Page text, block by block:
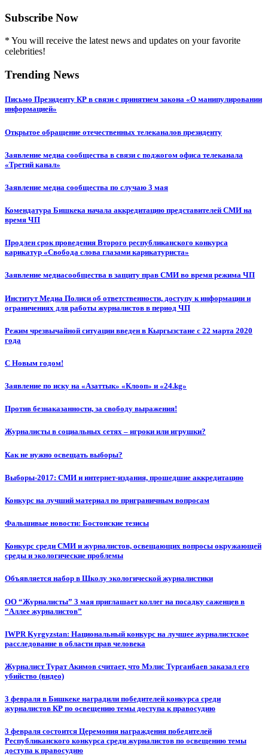
Subscribe Now
* You will receive the latest news and updates on your favorite
celebrities!
Trending News
Письмо Президенту КР в связи с принятием закона «О манипулировании
информацией»
Открытое обращение отечественных телеканалов президенту
Заявление медиа сообщества в связи с поджогом офиса телеканала
«Третий канал»
Заявление медиа сообщества по случаю 3 мая
Комендатура Бишкека начала аккредитацию представителей СМИ на
время ЧП
Продлен срок проведения Второго республиканского конкурса
карикатур «Свобода слова глазами карикатуриста»
Заявление медиасообщества в защиту прав СМИ во время режима ЧП
Институт Медиа Полиси об ответственности, доступу к информации и
ограничениях для работы журналистов в период ЧП
Режим чрезвычайной ситуации введен в Кыргызстане с 22 марта 2020
года
С Новым годом!
Заявление по иску на «Азаттык» «Клооп» и «24.kg»
Против безнаказанности, за свободу выражения!
Журналисты в социальных сетях – игроки или игрушки?
Как не нужно освещать выборы?
Выборы-2017: СМИ и интернет-издания, прошедшие аккредитацию
Конкурс на лучший материал по приграничным вопросам
Фальшивые новости: Бостонские тезисы
Конкурс среди СМИ и журналистов, освещающих вопросы окружающей
среды и экологические проблемы
Объявляется набор в Школу экологической журналистики
ОО “Журналисты” 3 мая приглашает коллег на посадку саженцев в
“Аллее журналистов”
IWPR Kyrgyzstan: Национальный конкурс на лучшее журналистское
расследование в области прав человека
Журналист Турат Акимов считает, что Мэлис Турганбаев заказал его
убийство (видео)
3 февраля в Бишкеке наградили победителей конкурса среди
журналистов КР по освещению темы доступа к правосудию
3 февраля состоится Церемония награждения победителей
Республиканского конкурса среди журналистов по освещению темы
доступа к правосудию